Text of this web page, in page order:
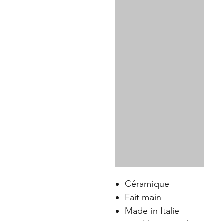
Céramique
Fait main
Made in Italie